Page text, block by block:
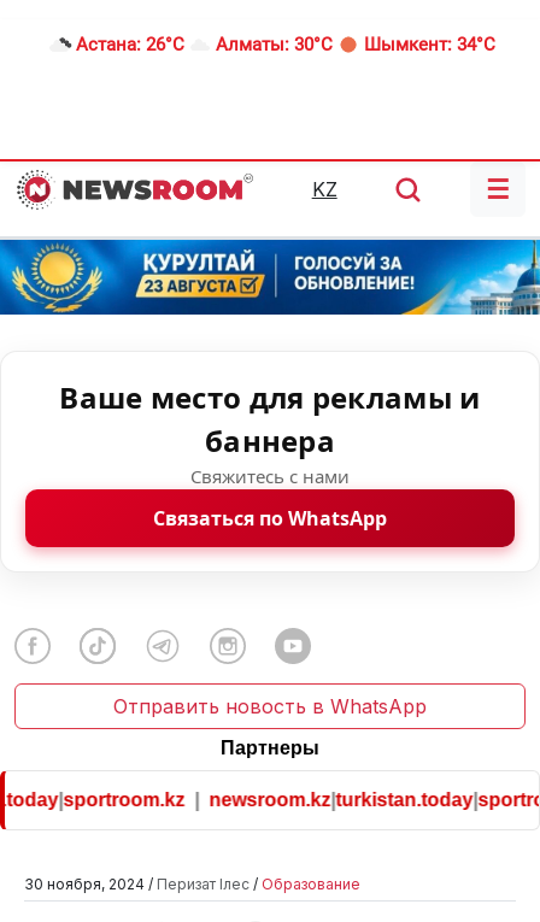
Астана: 26°C Алматы: 30°C Шымкент: 34°C
KZ ☰
Ваше место для рекламы и
баннера
Свяжитесь с нами
Связаться по WhatsApp
Отправить новость в WhatsApp
Партнеры
|sportroom.kz| newsroom.kz|turkistan.today|
30 ноября, 2024 / Перизат Ілес / Образование